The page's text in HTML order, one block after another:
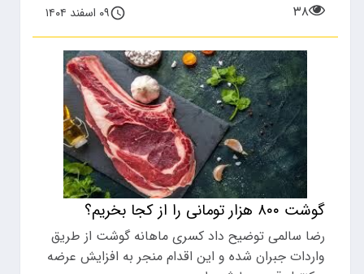
۳۸
۰۹ اسفند ۱۴۰۴
گوشت ۸۰۰ هزار تومانی را از کجا بخریم؟
رضا سالمی توضیح داد کسری ماهانه گوشت از طریق
واردات جبران شده و این اقدام منجر به افزایش عرضه